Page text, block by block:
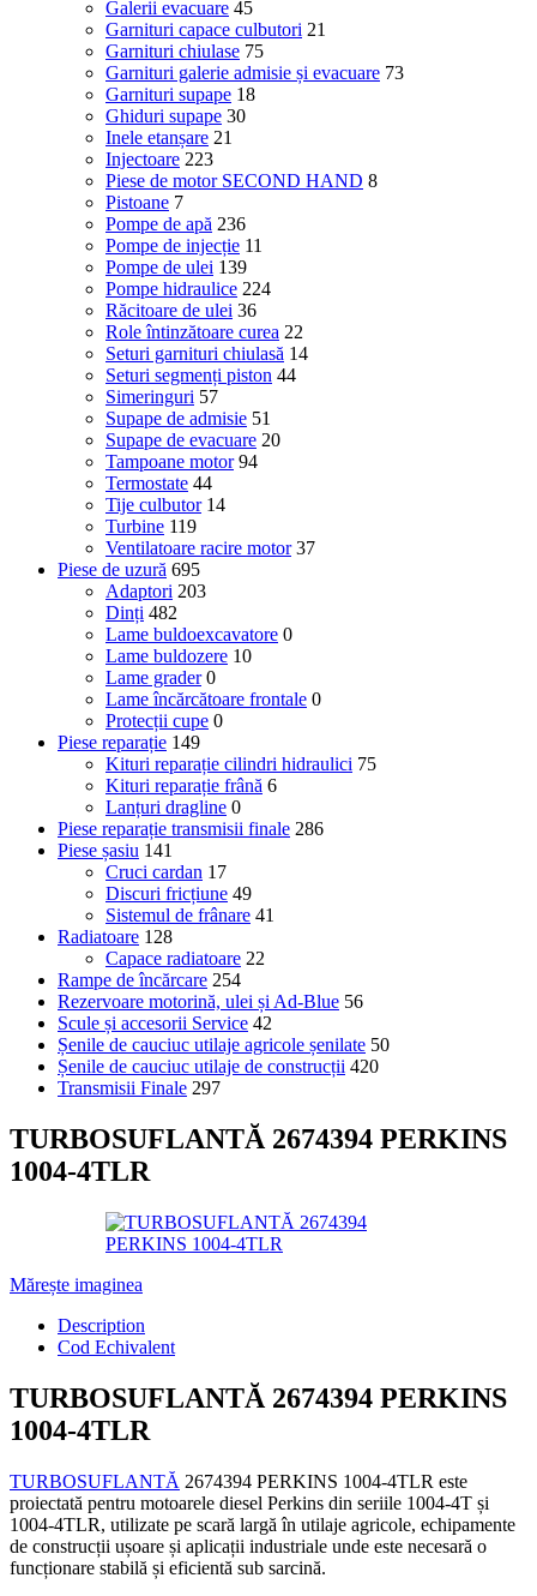
Galerii evacuare 45
Garnituri capace culbutori 21
Garnituri chiulase 75
Garnituri galerie admisie și evacuare 73
Garnituri supape 18
Ghiduri supape 30
Inele etanșare 21
Injectoare 223
Piese de motor SECOND HAND 8
Pistoane 7
Pompe de apă 236
Pompe de injecție 11
Pompe de ulei 139
Pompe hidraulice 224
Răcitoare de ulei 36
Role întinzătoare curea 22
Seturi garnituri chiulasă 14
Seturi segmenți piston 44
Simeringuri 57
Supape de admisie 51
Supape de evacuare 20
Tampoane motor 94
Termostate 44
Tije culbutor 14
Turbine 119
Ventilatoare racire motor 37
Piese de uzură 695
Adaptori 203
Dinți 482
Lame buldoexcavatore 0
Lame buldozere 10
Lame grader 0
Lame încărcătoare frontale 0
Protecții cupe 0
Piese reparație 149
Kituri reparație cilindri hidraulici 75
Kituri reparație frână 6
Lanțuri dragline 0
Piese reparație transmisii finale 286
Piese șasiu 141
Cruci cardan 17
Discuri fricțiune 49
Sistemul de frânare 41
Radiatoare 128
Capace radiatoare 22
Rampe de încărcare 254
Rezervoare motorină, ulei și Ad-Blue 56
Scule și accesorii Service 42
Șenile de cauciuc utilaje agricole șenilate 50
Șenile de cauciuc utilaje de construcții 420
Transmisii Finale 297
TURBOSUFLANTĂ 2674394 PERKINS
1004-4TLR
Mărește imaginea
Description
Cod Echivalent
TURBOSUFLANTĂ 2674394 PERKINS
1004-4TLR
TURBOSUFLANTĂ 2674394 PERKINS 1004-4TLR este
proiectată pentru motoarele diesel Perkins din seriile 1004-4T și
1004-4TLR, utilizate pe scară largă în utilaje agricole, echipamente
de construcții ușoare și aplicații industriale unde este necesară o
funcționare stabilă și eficientă sub sarcină.